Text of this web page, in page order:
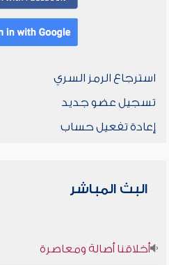
استرجاع الرمز السري
تسجيل عضو جديد
إعادة تفعيل حساب
البث المباشر
أخلاقنا أصالة ومعاصرة